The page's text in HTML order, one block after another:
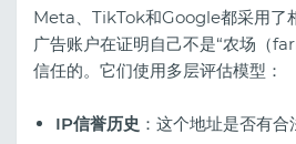
Meta、TikTok和Google都采用了
广告账户在证明自己不是“农场（
信任的。它们使用多层评估模型：
IP信誉历史 ：这个地址是否有合